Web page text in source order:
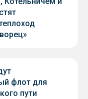
флот для
пути